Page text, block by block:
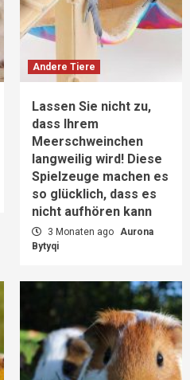
Andere Tiere
Lassen Sie nicht zu,
dass Ihrem
Meerschweinchen
langweilig wird! Diese
Spielzeuge machen es
so glücklich, dass es
nicht aufhören kann
3 Monaten ago Aurona
Bytyqi